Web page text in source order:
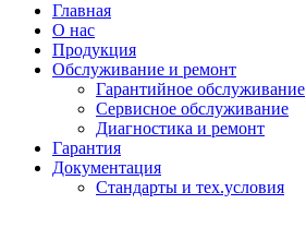
Главная
О нас
Продукция
Обслуживание и ремонт
Гарантийное обслуживание
Сервисное обслуживание
Диагностика и ремонт
Гарантия
Документация
Стандарты и тех.условия